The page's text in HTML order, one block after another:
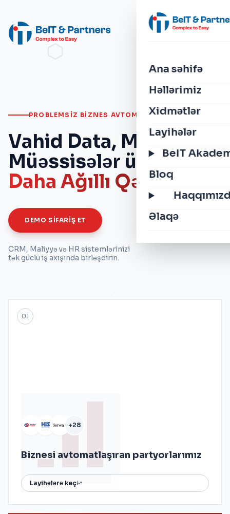
Ana səhifə
Həllərimiz
Xidmətlər
Layihələr
BeIT
Bloq
Əlaqə
PROBLEMSIZ BIZNES AVTOMATLAŞDIRILMASI
Vahid Data, Müasir
Müəssisələr üçün
Daha Ağıllı Qərarlar
DEMO SIFARIŞ ET
CRM, Maliyyə və HR sistemlərinizi
tək güclü iş axışında birləşdirin.
01
+28
Biznesi avtomatlaşıran partyorlarımız
Layihələrə keç